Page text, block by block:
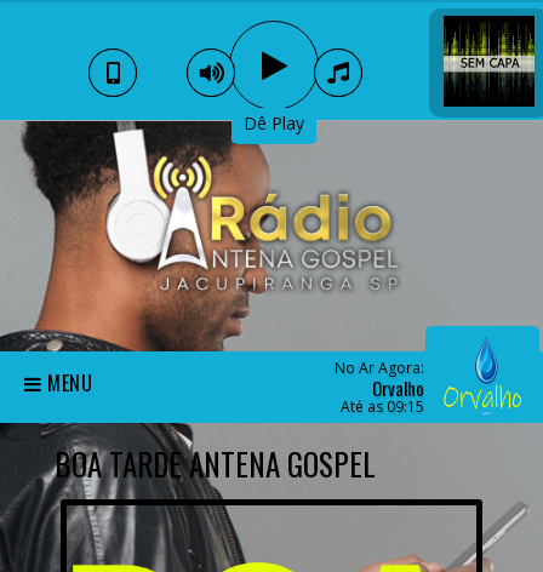
Dê Play
MENU
No Ar Agora:
Orvalho
Até as 09:15
BOA TARDE ANTENA GOSPEL